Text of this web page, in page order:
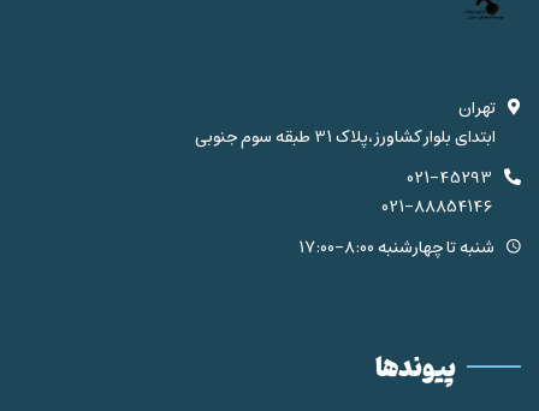
تهران
ابتدای بلوار کشاورز،پلاک 31 طبقه سوم جنوبی
021-45293
021-88854146
شنبه تا چهارشنبه 8:00-17:00
پیوندها